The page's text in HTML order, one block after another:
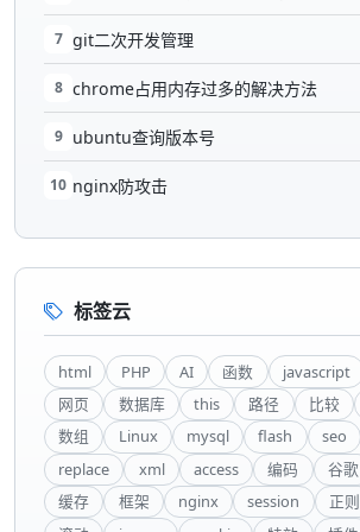
7 git二次开发管理
8 chrome占用内存过多的解决方法
9 ubuntu查询版本号
10 nginx防攻击
标签云
html PHP AI 函数 javascript
网页
数据库 this 路径 比较
数组
Linux mysql flash seo
replace
xml access 编码 谷歌
缓存
框架 nginx session 正则